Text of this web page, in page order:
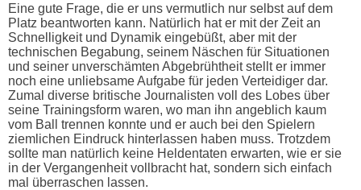
Eine gute Frage, die er uns vermutlich nur selbst auf dem
Platz beantworten kann. Natürlich hat er mit der Zeit an
Schnelligkeit und Dynamik eingebüßt, aber mit der
technischen Begabung, seinem Näschen für Situationen
und seiner unverschämten Abgebrühtheit stellt er immer
noch eine unliebsame Aufgabe für jeden Verteidiger dar.
Zumal diverse britische Journalisten voll des Lobes über
seine Trainingsform waren, wo man ihn angeblich kaum
vom Ball trennen konnte und er auch bei den Spielern
ziemlichen Eindruck hinterlassen haben muss. Trotzdem
sollte man natürlich keine Heldentaten erwarten, wie er sie
in der Vergangenheit vollbracht hat, sondern sich einfach
mal überraschen lassen.